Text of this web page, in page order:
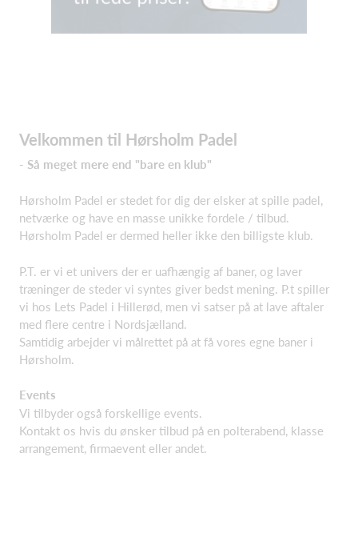
Velkommen til Hørsholm Padel
- Så meget mere end "bare en klub"
Hørsholm Padel er stedet for dig der elsker at spille padel,
netværke og have en masse unikke fordele / tilbud.
Hørsholm Padel er dermed heller ikke den billigste klub.
P.T. er vi et univers der er uafhængig af baner, og laver
træninger de steder vi syntes giver bedst mening. P.t spiller
vi hos Lets Padel i Hillerød, men vi satser på at lave aftaler
med flere centre i Nordsjælland.
Samtidig arbejder vi målrettet på at få vores egne baner i
Hørsholm.
Events
Vi tilbyder også forskellige events.
Kontakt os hvis du ønsker tilbud på en polterabend, klasse
arrangement, firmaevent eller andet.